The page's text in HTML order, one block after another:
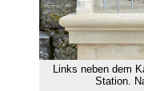
Links neben dem
Station.